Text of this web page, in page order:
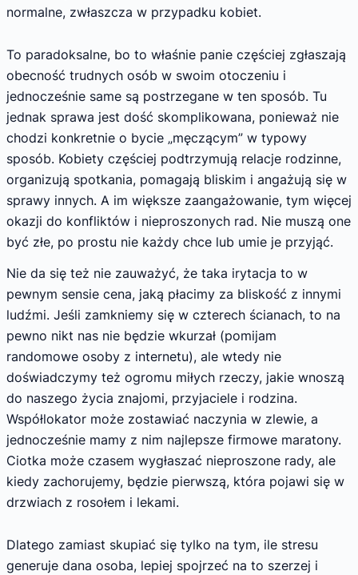
normalne, zwłaszcza w przypadku kobiet.
To paradoksalne, bo to właśnie panie częściej zgłaszają
obecność trudnych osób w swoim otoczeniu i
jednocześnie same są postrzegane w ten sposób. Tu
jednak sprawa jest dość skomplikowana, ponieważ nie
chodzi konkretnie o bycie „męczącym” w typowy
sposób. Kobiety częściej podtrzymują relacje rodzinne,
organizują spotkania, pomagają bliskim i angażują się w
sprawy innych. A im większe zaangażowanie, tym więcej
okazji do konfliktów i nieproszonych rad. Nie muszą one
być złe, po prostu nie każdy chce lub umie je przyjąć.
Nie da się też nie zauważyć, że taka irytacja to w
pewnym sensie cena, jaką płacimy za bliskość z innymi
ludźmi. Jeśli zamkniemy się w czterech ścianach, to na
pewno nikt nas nie będzie wkurzał (pomijam
randomowe osoby z internetu), ale wtedy nie
doświadczymy też ogromu miłych rzeczy, jakie wnoszą
do naszego życia znajomi, przyjaciele i rodzina.
Współlokator może zostawiać naczynia w zlewie, a
jednocześnie mamy z nim najlepsze firmowe maratony.
Ciotka może czasem wygłaszać nieproszone rady, ale
kiedy zachorujemy, będzie pierwszą, która pojawi się w
drzwiach z rosołem i lekami.
Dlatego zamiast skupiać się tylko na tym, ile stresu
generuje dana osoba, lepiej spojrzeć na to szerzej i